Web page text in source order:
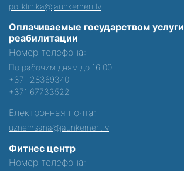
poliklinika@jaunkemeri.lv
Оплачиваемые государством услуги
реабилитации
Номер телефона:
По рабочим дням до 16:00
+371 28369340
+371 67733522
Електронная почта:
uznemsana@jaunkemeri.lv
Фитнес центр
Номер телефона: